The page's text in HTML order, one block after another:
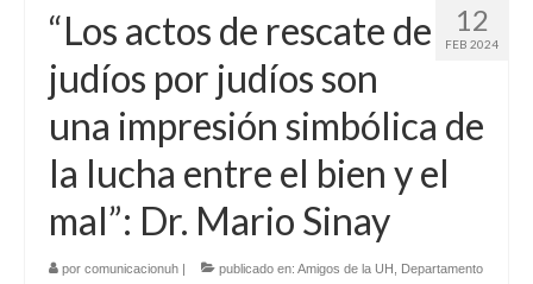
12
FEB 2024
“Los actos de rescate de
judíos por judíos son
una impresión simbólica de
la lucha entre el bien y el
mal”: Dr. Mario Sinay
por comunicacionuh | publicado en: Amigos de la UH
Departamento